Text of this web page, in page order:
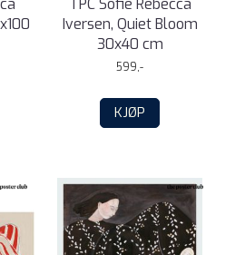
TPC Sofie Rebecca
Iversen, Quiet Bloom
30x40 cm
599,-
KJØP